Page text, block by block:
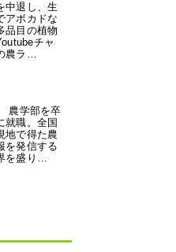
中退し、生
アボカドな
品目の植物
チャ
農ラ…
農学部を卒
就職。全国
地で得た農
を発信する
を盛り…